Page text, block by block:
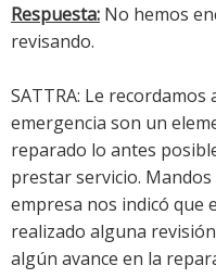
Respuesta: No hemos
revisando.
SATTRA: Le
emergencia son un
reparado lo antes
prestar servicio.
empresa nos indicó que
realizado alguna
algún avance en la